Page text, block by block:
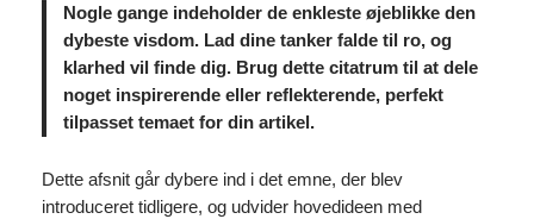
Nogle gange indeholder de enkleste øjeblikke den
dybeste visdom. Lad dine tanker falde til ro, og
klarhed vil finde dig. Brug dette citatrum til at dele
noget inspirerende eller reflekterende, perfekt
tilpasset temaet for din artikel.
Dette afsnit går dybere ind i det emne, der blev
introduceret tidligere, og udvider hovedideen med